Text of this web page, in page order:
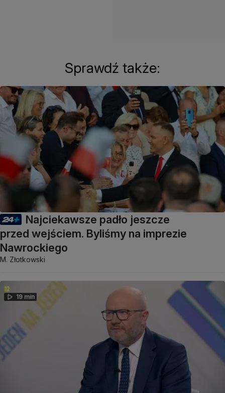
Sprawdź także:
Najciekawsze padło jeszcze
przed wejściem. Byliśmy na imprezie
Nawrockiego
M. Złotkowski
19 min